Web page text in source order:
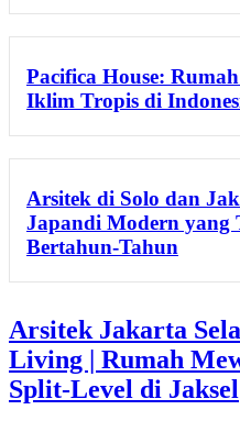
Pacifica House:
Iklim Tropis di
Arsitek di Solo dan
Japandi Modern yang
Bertahun-Tahun
Arsitek Jakarta
Living | Rumah
Split-Level di Jaksel